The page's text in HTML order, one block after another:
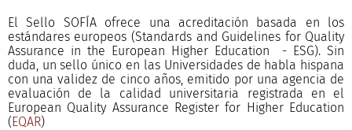
El Sello SOFÍA ofrece una acreditación basada en los
estándares europeos (Standards and Guidelines for Quality
Assurance in the European Higher Education - ESG). Sin
duda, un sello único en las Universidades de habla hispana
con una validez de cinco años, emitido por una agencia de
evaluación de la calidad universitaria registrada en el
European Quality Assurance Register for Higher Education
(EQAR)